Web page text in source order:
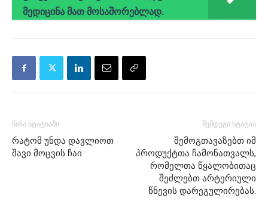
მედიცინა მათ მოსაშორებლად.
წინა სტატიაში
რატომ უნდა დავლიოთ
შავი მოცვის ჩაი
შემდეგი სტატია
შემოგთავაზებთ იმ
პროდუქტთა ჩამონათვალს,
რომელთა წყალობითაც
შეძლებთ არტერიული
წნევის დარეგულირებას.